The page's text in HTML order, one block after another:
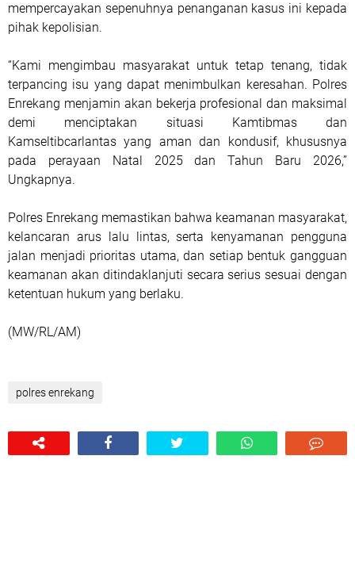
mempercayakan sepenuhnya penanganan kasus ini kepada
pihak kepolisian.
“Kami mengimbau masyarakat untuk tetap tenang, tidak
terpancing isu yang dapat menimbulkan keresahan. Polres
Enrekang menjamin akan bekerja profesional dan maksimal
demi menciptakan situasi Kamtibmas dan
Kamseltibcarlantas yang aman dan kondusif, khususnya
pada perayaan Natal 2025 dan Tahun Baru 2026,”
Ungkapnya.
Polres Enrekang memastikan bahwa keamanan masyarakat,
kelancaran arus lalu lintas, serta kenyamanan pengguna
jalan menjadi prioritas utama, dan setiap bentuk gangguan
keamanan akan ditindaklanjuti secara serius sesuai dengan
ketentuan hukum yang berlaku.
(MW/RL/AM)
polres enrekang